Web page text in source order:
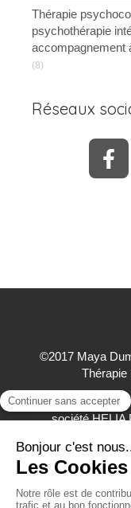
Thérapie
psychothérapie
accompagnement
(8)
Réseaux
©2017 Maya
Maya Dumont
société HELIA
accepte à ce